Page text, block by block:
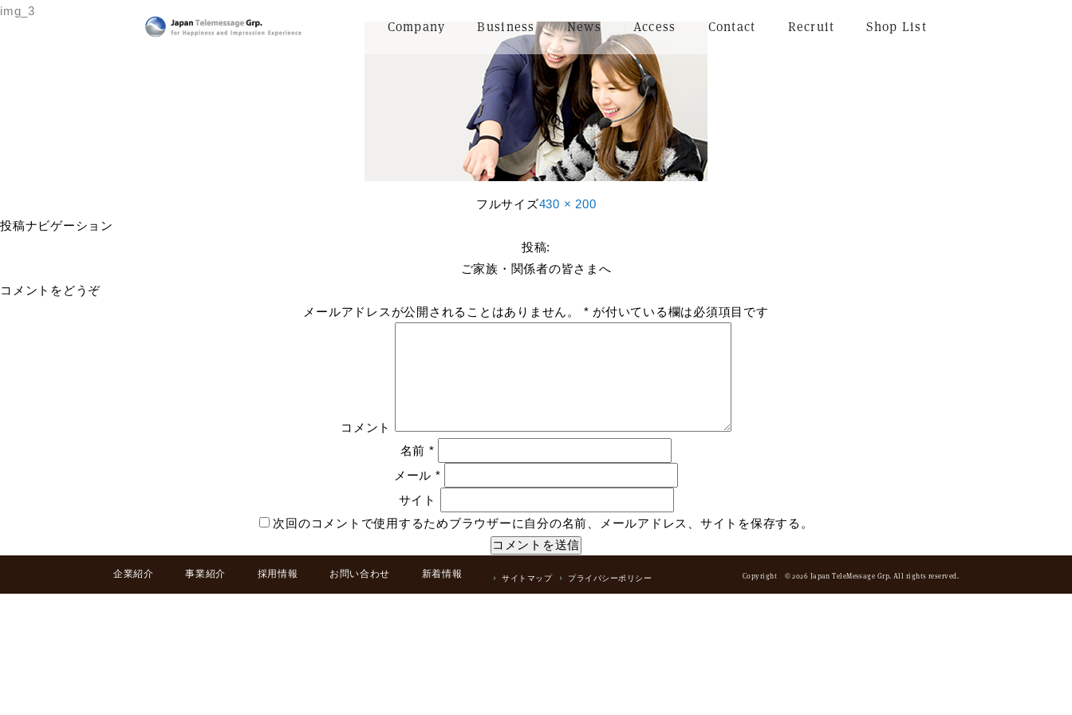
Company Business News Access Contact Recruit Shop List
img_3
フルサイズ430 × 200
投稿ナビゲーション
投稿:
ご家族・関係者の皆さまへ
コメントをどうぞ
メールアドレスが公開されることはありません。
* が付いている欄は必須項目です
コメント
名前 *
メール *
サイト
次回のコメントで使用するためブラウザーに自分の名前、メールアドレス、サイトを保存する。
企業紹介 事業紹介 採用情報 お問い合わせ 新着情報 サイトマップ プライバシーポリシー Copyright © 2026 Japan TeleMessage Grp. All rights reserved.